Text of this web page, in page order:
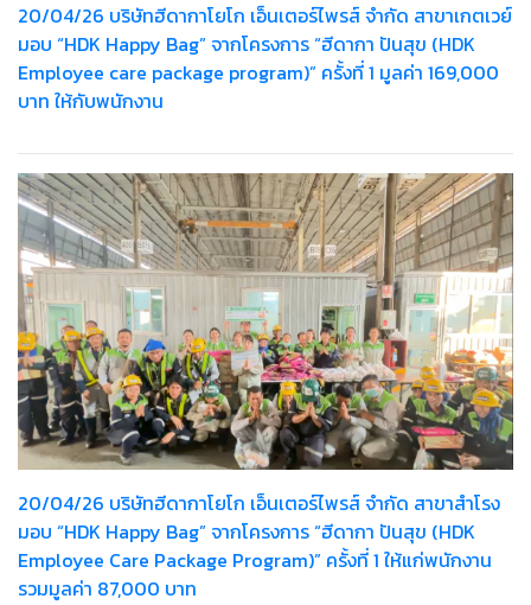
20/04/26 บริษัทฮีดากาโยโก เอ็นเตอร์ไพรส์ จำกัด สาขาเกตเวย์
มอบ “HDK Happy Bag” จากโครงการ “ฮีดากา ปันสุข (HDK
Employee care package program)” ครั้งที่ 1 มูลค่า 169,000
บาท ให้กับพนักงาน
20/04/26 บริษัทฮีดากาโยโก เอ็นเตอร์ไพรส์ จำกัด สาขาสำโรง
มอบ “HDK Happy Bag” จากโครงการ “ฮีดากา ปันสุข (HDK
Employee Care Package Program)” ครั้งที่ 1 ให้แก่พนักงาน
รวมมูลค่า 87,000 บาท